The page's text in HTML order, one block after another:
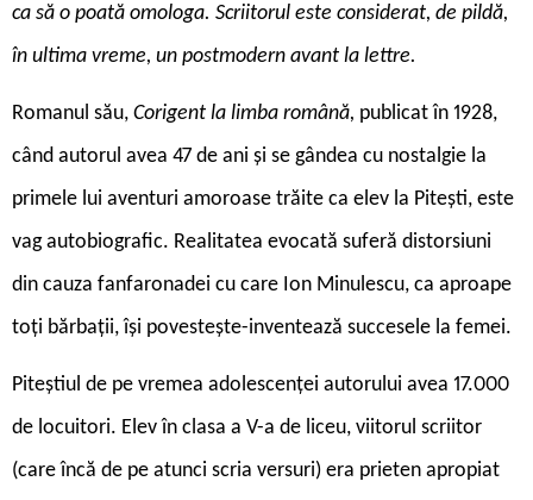
ca să o poată omologa. Scriitorul este considerat, de pildă,
în ultima vreme, un postmodern avant la lettre.
Romanul său, Corigent la limba română, publicat în 1928,
când autorul avea 47 de ani și se gândea cu nostalgie la
primele lui aventuri amoroase trăite ca elev la Pitești, este
vag autobiografic. Realitatea evocată suferă distorsiuni
din cauza fanfaronadei cu care Ion Minulescu, ca aproape
toți bărbații, își povestește-inventează succesele la femei.
Piteștiul de pe vremea adolescenței autorului avea 17.000
de locuitori. Elev în clasa a V-a de liceu, viitorul scriitor
(care încă de pe atunci scria versuri) era prieten apropiat